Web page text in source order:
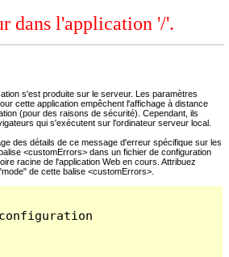
dans l'application '/'.
s'est produite sur le serveur. Les paramètres
cette application empêchent l'affichage à distance
(pour des raisons de sécurité). Cependant, ils
qui s'exécutent sur l'ordinateur serveur local.
des détails de ce message d'erreur spécifique sur les
<customErrors> dans un fichier de configuration
racine de l'application Web en cours. Attribuez
de cette balise <customErrors>.